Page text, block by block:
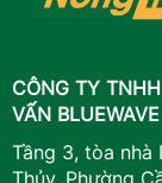
CÔNG TY
VẤN BLUEWAVE
Tầng 3, tòa nhà
Thủy, Phường